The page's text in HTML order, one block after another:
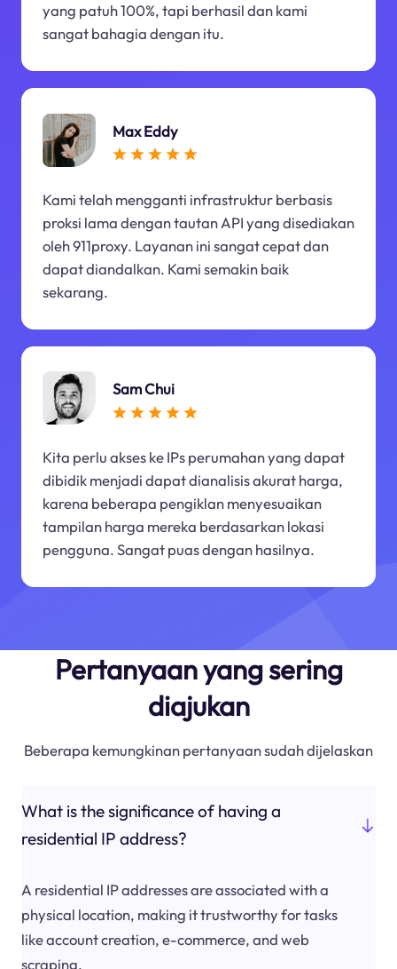
yang patuh 100%, tapi berhasil dan kami
sangat bahagia dengan itu.
Max Eddy
Kami telah mengganti infrastruktur berbasis
proksi lama dengan tautan API yang disediakan
oleh 911proxy. Layanan ini sangat cepat dan
dapat diandalkan. Kami semakin baik
sekarang.
Sam Chui
Kita perlu akses ke IPs perumahan yang dapat
dibidik menjadi dapat dianalisis akurat harga,
karena beberapa pengiklan menyesuaikan
tampilan harga mereka berdasarkan lokasi
pengguna. Sangat puas dengan hasilnya.
Pertanyaan yang sering
diajukan
Beberapa kemungkinan pertanyaan sudah dijelaskan
What is the significance of having a
residential IP address?
A residential IP addresses are associated with a
physical location, making it trustworthy for tasks
like account creation, e-commerce, and web
scraping.